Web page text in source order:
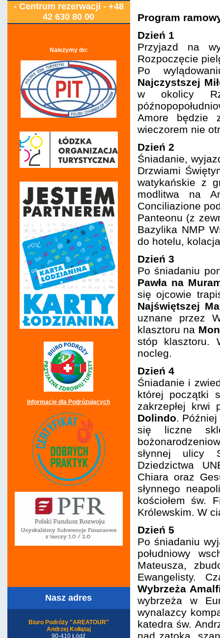
- Centrum rezerwacji - +48
42 630 80 00
Należymy do:
Informacje dla Podróżujących
Nasz adres
Biuro Podróży "AREATOUR"
Andrzej Kołłątaj
90-410 Łódź
Program
Dzień 1
Przyjazd na
Rozpoczęcie
Po
Najczystszej
w okolicy
Amore będzie
wieczorem nie
Dzień 2
Śniadanie,
Drzwiami
watykańskie z
modlitwa na
Conciliazione
Panteonu (z
Bazylika NMP
do hotelu,
Dzień 3
Po śniadaniu
Pawła na
się ojcowie
Najświętszej
uznane przez
klasztoru na
stóp klasztoru.
nocleg.
Dzień 4
Śniadanie i
której początki
zakrzepłej
Dolindo.
się liczne
słynnej ulicy
Dziedzictwa
Chiara oraz
słynnego
kościołem św.
Królewskim. W
Dzień 5
Po śniadaniu
południowy
Mateusza,
Ewangelisty.
Wybrzeża
wybrzeża w
wynalazcy
katedra św.